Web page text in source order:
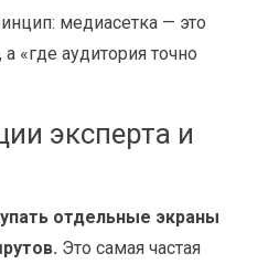
медиасетка — это
«где аудитория точно
эксперта и
отдельные экраны
Это самая частая